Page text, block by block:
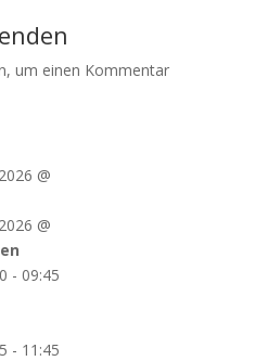
um einen Kommentar
@
@
- 09:45
- 11:45